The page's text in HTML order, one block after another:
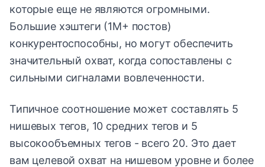
которые еще не являются огромными.
Большие хэштеги (1M+ постов)
конкурентоспособны, но могут обеспечить
значительный охват, когда сопоставлены с
сильными сигналами вовлеченности.
Типичное соотношение может составлять 5
нишевых тегов, 10 средних тегов и 5
высокообъемных тегов - всего 20. Это дает
вам целевой охват на нишевом уровне и более